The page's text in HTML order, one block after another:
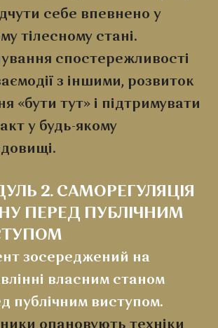
себе впевнено у
тілесному стані.
спостережливості
з іншими, розвиток
«бути тут» і підтримувати
у будь-якому
2. САМОРЕГУЛЯЦІЯ
ПЕРЕД ПУБЛІЧНИМ
зосереджений на
власним станом
публічним виступом.
опановують техніки